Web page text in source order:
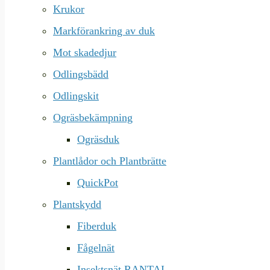
Krukor
Markförankring av duk
Mot skadedjur
Odlingsbädd
Odlingskit
Ogräsbekämpning
Ogräsduk
Plantlådor och Plantbrätte
QuickPot
Plantskydd
Fiberduk
Fågelnät